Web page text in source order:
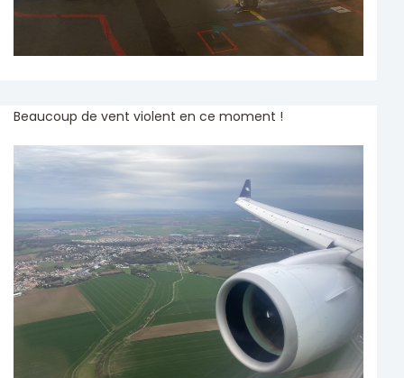
Beaucoup de vent violent en ce moment !